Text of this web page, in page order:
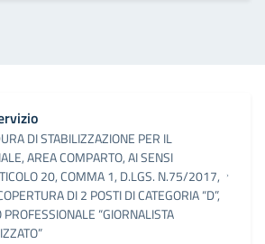
DI STABILIZZAZIONE PER IL
AREA COMPARTO, AI SENSI
20, COMMA 1, D.LGS. N.75/2017,
DI 2 POSTI DI CATEGORIA “D”,
PROFESSIONALE “GIORNALISTA